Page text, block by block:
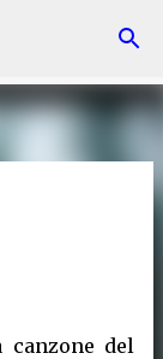
canzone del